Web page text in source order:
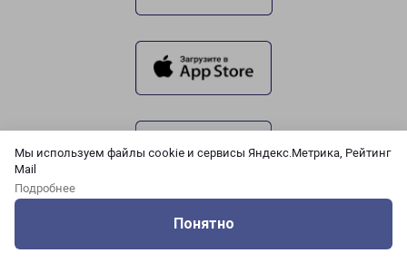
Мы используем файлы cookie и сервисы Яндекс.Метрика, Рейтинг
Mail
Подробнее
Понятно